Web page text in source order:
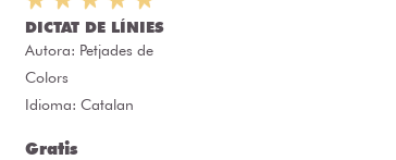
DICTAT DE LÍNIES
Autora: Petjades de
Colors
Idioma: Catalan
Gratis